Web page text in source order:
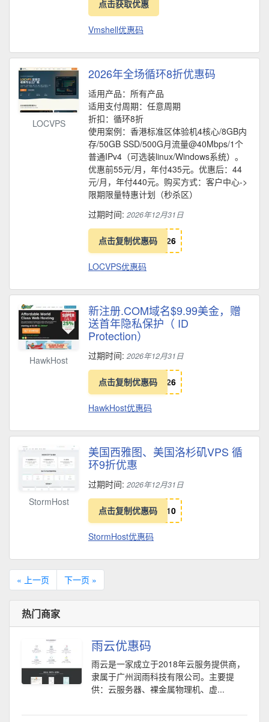
点击获取优惠
Vmshell优惠码
LOCVPS
2026年全场循环8折优惠码
适用产品：所有产品
适用支付周期：任意周期
折扣：循环8折
使用案例：香港标准区体验机4核心/8GB内
存/50GB SSD/500G月流量@40Mbps/1个
普通IPv4（可选装linux/Windows系统）。
优惠前55元/月，年付435元。优惠后：44
元/月，年付440元。购买方式：客户中心->
限期限量特惠计划（秒杀区）
过期时间: 2026年12月31日
点击复制优惠码 26
LOCVPS优惠码
HawkHost
新注册.COM域名$9.99美金，赠
送首年隐私保护（ ID
Protection）
过期时间: 2026年12月31日
点击复制优惠码 26
HawkHost优惠码
StormHost
美国西雅图、美国洛杉矶VPS 循
环9折优惠
过期时间: 2026年12月31日
点击复制优惠码 10
StormHost优惠码
« 上一页 下一页 »
热门商家
雨云优惠码
雨云是一家成立于2018年云服务提供商，
隶属于广州润雨科技有限公司。主要提
供：云服务器、裸金属物理机、虚...